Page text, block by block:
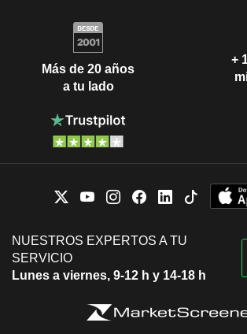
Más de 20 años
a tu lado
+
NUESTROS EXPERTOS A TU
SERVICIO
Lunes a viernes, 9-12 h y 14-18 h